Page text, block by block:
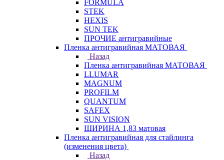
FORMULA
STEK
HEXIS
SUN TEK
ПРОЧИЕ антигравийные
Пленка антигравийная МАТОВАЯ
Назад
Пленка антигравийная МАТОВАЯ
LLUMAR
MAGNUM
PROFILM
QUANTUM
SAFEX
SUN VISION
ШИРИНА 1,83 матовая
Пленка антигравийная для стайлинга
(изменения цвета)
Назад